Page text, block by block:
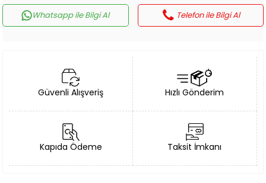
Whatsapp ile Bilgi Al Telefon ile Bilgi Al
Güvenli Alışveriş Hızlı Gönderim
Kapıda Ödeme Taksit İmkanı